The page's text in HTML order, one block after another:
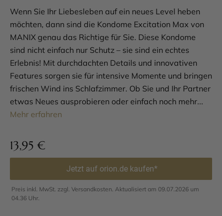
Wenn Sie Ihr Liebesleben auf ein neues Level heben
möchten, dann sind die Kondome Excitation Max von
MANIX genau das Richtige für Sie. Diese Kondome
sind nicht einfach nur Schutz – sie sind ein echtes
Erlebnis! Mit durchdachten Details und innovativen
Features sorgen sie für intensive Momente und bringen
frischen Wind ins Schlafzimmer. Ob Sie und Ihr Partner
etwas Neues ausprobieren oder einfach noch mehr...
Mehr erfahren
13,95 €
Jetzt auf orion.de kaufen*
Preis inkl. MwSt. zzgl. Versandkosten. Aktualisiert am 09.07.2026 um
04.36 Uhr.